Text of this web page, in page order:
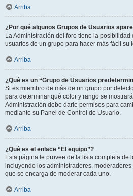
Arriba
¿Por qué algunos Grupos de Usuarios
La Administración del foro tiene la
usuarios de un grupo para hacer más fácil su
Arriba
¿Qué es un “Grupo de Usuarios
Si es miembro de más de un grupo por
para determinar qué color y rango se
Administración debe darle permisos para
mediante su Panel de Control de Usuario.
Arriba
¿Qué es el enlace “El equipo”?
Esta página le provee de la lista completa de
incluyendo los administradores,
que se encarga de moderar cada uno.
Arriba